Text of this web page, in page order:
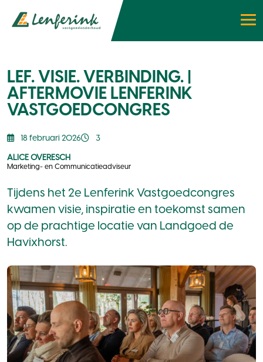
LEF. VISIE. VERBINDING. |
AFTERMOVIE LENFERINK
VASTGOEDCONGRES
ALICE OVERESCH
Marketing- en Communicatieadviseur
18 februari 2026 3
Tijdens het 2e Lenferink Vastgoedcongres
kwamen visie, inspiratie en toekomst samen
op de prachtige locatie van Landgoed de
Havixhorst.